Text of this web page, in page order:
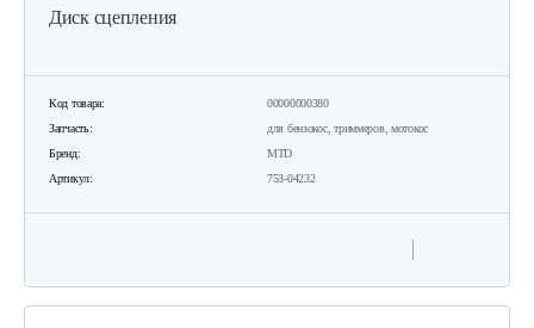
Диск сцепления
Код товара:
00000000380
Запчасть:
для бензокос, триммеров, мотокос
Бренд:
MTD
Артикул:
753-04232